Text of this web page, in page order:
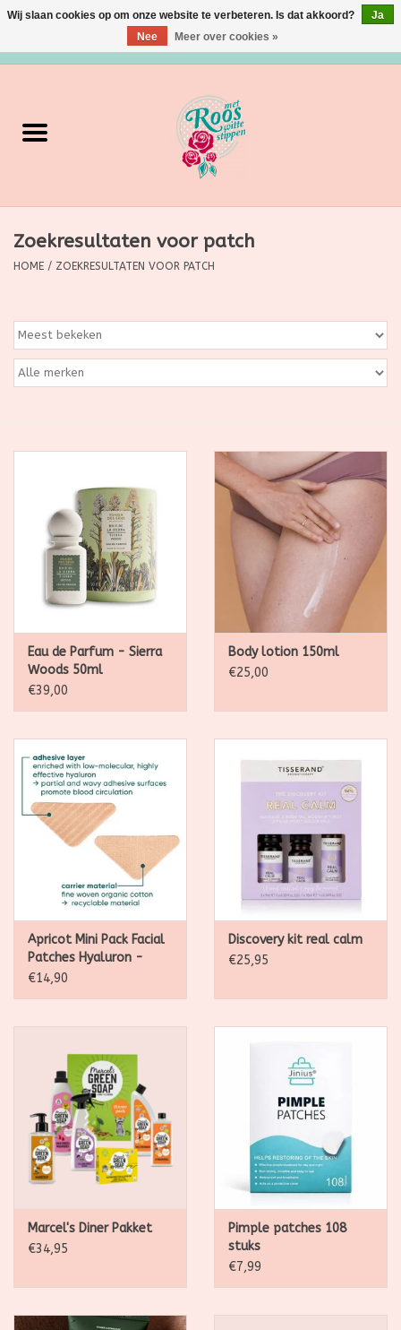
Verzorging
Grimeermateriaal
Huishoudartikelen
Ditjes & Datjes
Belgisch
Workshops
Zoekresultaten voor patch
HOME / ZOEKRESULTATEN VOOR PATCH
Eau de Parfum - Sierra
Woods 50ml
€39,00
Body lotion 150ml
€25,00
Apricot Mini Pack Facial
Patches Hyaluron -
Down the frown
€14,90
Discovery kit real calm
€25,95
Marcel's Diner Pakket
€34,95
Pimple patches 108
stuks
€7,99
Wij slaan cookies op om onze website te verbeteren. Is dat akkoord?
Ja
Nee
Meer over cookies »